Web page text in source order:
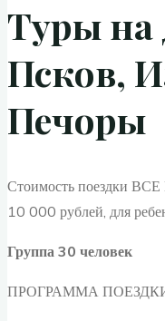
Туры на
Псков,
Печоры
Стоимость поездки
10 000 рублей, для
Группа 30 человек
ПРОГРАММА